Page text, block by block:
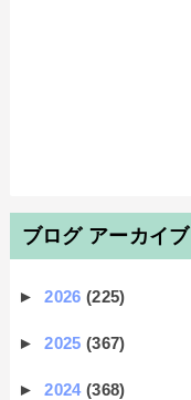
ブログ アーカイブ
►2026(225)
►2025(367)
►2024(368)